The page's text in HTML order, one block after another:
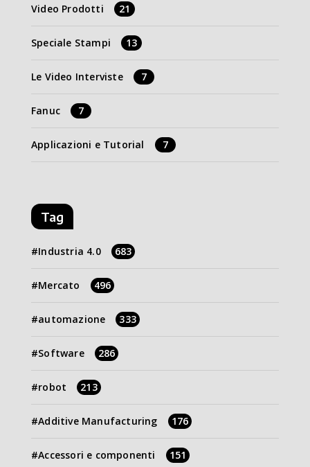
Video Prodotti 21
Speciale Stampi 13
Le Video Interviste 7
Fanuc 7
Applicazioni e Tutorial 7
Tag
Industria 4.0 683
Mercato 496
automazione 333
Software 286
robot 213
Additive Manufacturing 176
Accessori e componenti 151